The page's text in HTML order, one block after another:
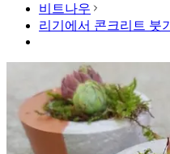
비트나우
리기에서 콘크리트 붓기